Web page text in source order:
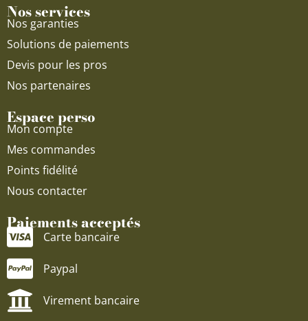
Nos services
Nos garanties
Solutions de paiements
Devis pour les pros
Nos partenaires
Espace perso
Mon compte
Mes commandes
Points fidélité
Nous contacter
Paiements acceptés
Carte bancaire
Paypal
Virement bancaire